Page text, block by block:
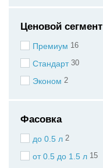
Ценовой сегмент
Премиум 16
Стандарт 30
Эконом 2
Фасовка
до 0.5 л 2
от 0.5 до 1.5 л 15